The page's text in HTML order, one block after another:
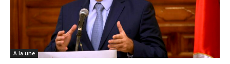
A la une